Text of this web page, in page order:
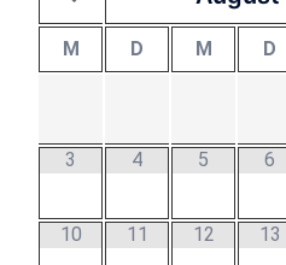
M D M D
3 4 5 6
10 11 12 13